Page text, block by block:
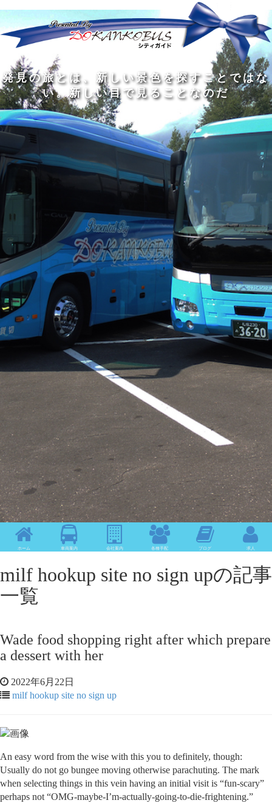
旅 の 程 に こそ価値があ る
発見の旅と は 新 し い景色を探す ことではな
い。 新 しい目 で見 る こ と なのだ
人間の幅を広 げる ものは3つある。人と会
い、 本 を読み 、旅 を す る ことだ
私は旅 をす るために旅をする
旅 の 程 に こそ価値があ る
どんなに洗 練 れ た 大人の中にも 、外に出た
くてし ょうがない小さな 子供がいる
旅をするの は 着 す るためではな く、旅をす
るた めで あ る
旅は 真 知 識 の大きな泉で ある
ホーム 車両案内 会社案内 各種手配 ブログ 求人
milf hookup site no sign upの記事
一覧
Wade food shopping right after which prepare
a dessert with her
2022年6月22日
milf hookup site no sign up
An easy word from the wise with this you to definitely, though:
Usually do not go bungee moving otherwise parachuting. The mark
when selecting things in this vein having an initial visit is “fun-scary”
perhaps not “OMG-maybe-I’m-actually-going-to-die-frightening.”